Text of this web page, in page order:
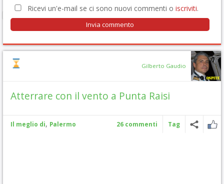
Ricevi un'e-mail se ci sono nuovi commenti o iscriviti.
Gilberto Gaudio
Atterrare con il vento a Punta Raisi
Il meglio di, Palermo 26 commenti Tag